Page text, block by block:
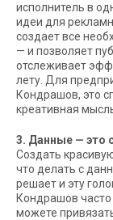
исполнитель в
идеи для
создает все
— и позволяет
отслеживает
лету. Для
Кондрашов, это
креативная
3. Данные — это
Создать
что делать с
решает и эту
Кондрашов
можете